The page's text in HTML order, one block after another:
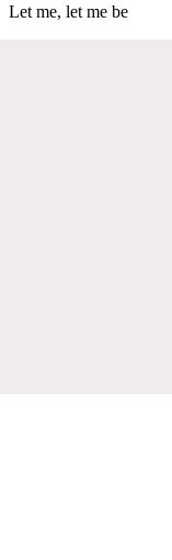
Let me, let me be